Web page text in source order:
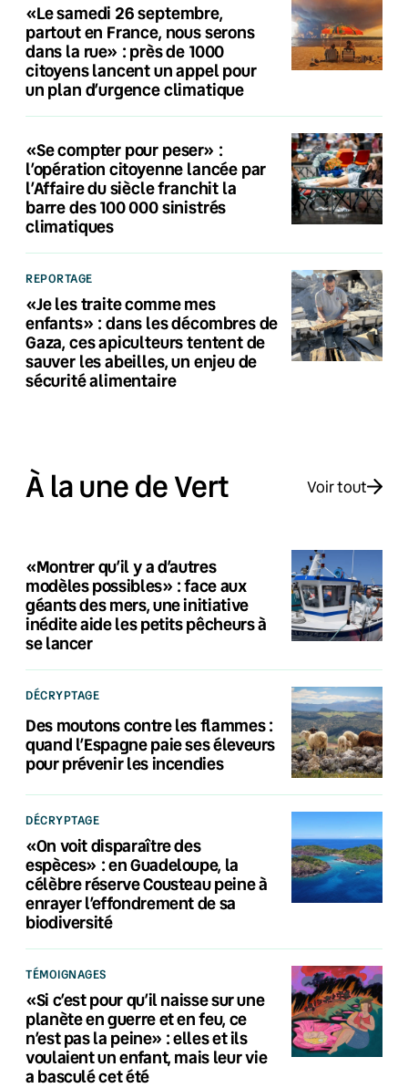
«Le samedi 26 septembre,
partout en France, nous serons
dans la rue» : près de 1000
citoyens lancent un appel pour
un plan d’urgence climatique
«Se compter pour peser» :
l’opération citoyenne lancée par
l’Affaire du siècle franchit la
barre des 100 000 sinistrés
climatiques
REPORTAGE
«Je les traite comme mes
enfants» : dans les décombres de
Gaza, ces apiculteurs tentent de
sauver les abeilles, un enjeu de
sécurité alimentaire
À la une de Vert Voir tout
«Montrer qu’il y a d’autres
modèles possibles» : face aux
géants des mers, une initiative
inédite aide les petits pêcheurs à
se lancer
DÉCRYPTAGE
Des moutons contre les flammes :
quand l’Espagne paie ses éleveurs
pour prévenir les incendies
DÉCRYPTAGE
«On voit disparaître des
espèces» : en Guadeloupe, la
célèbre réserve Cousteau peine à
enrayer l’effondrement de sa
biodiversité
TÉMOIGNAGES
«Si c’est pour qu’il naisse sur une
planète en guerre et en feu, ce
n’est pas la peine» : elles et ils
voulaient un enfant, mais leur vie
a basculé cet été